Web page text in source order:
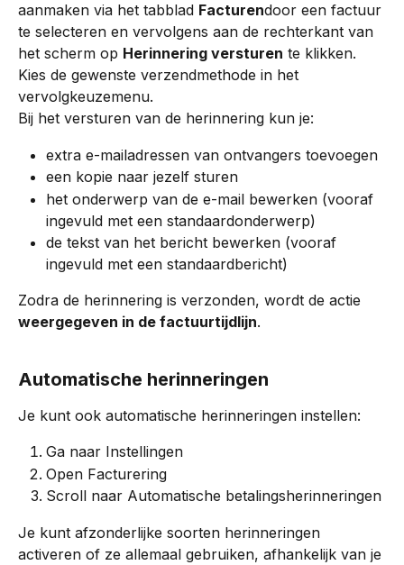
aanmaken via het tabblad Facturendoor een factuur
te selecteren en vervolgens aan de rechterkant van
het scherm op Herinnering versturen te klikken.
Kies de gewenste verzendmethode in het
vervolgkeuzemenu.
Bij het versturen van de herinnering kun je:
extra e-mailadressen van ontvangers toevoegen
een kopie naar jezelf sturen
het onderwerp van de e-mail bewerken (vooraf
ingevuld met een standaardonderwerp)
de tekst van het bericht bewerken (vooraf
ingevuld met een standaardbericht)
Zodra de herinnering is verzonden, wordt de actie
weergegeven in de factuurtijdlijn.
Automatische herinneringen
Je kunt ook automatische herinneringen instellen:
Ga naar Instellingen
Open Facturering
Scroll naar Automatische betalingsherinneringen
Je kunt afzonderlijke soorten herinneringen
activeren of ze allemaal gebruiken, afhankelijk van je